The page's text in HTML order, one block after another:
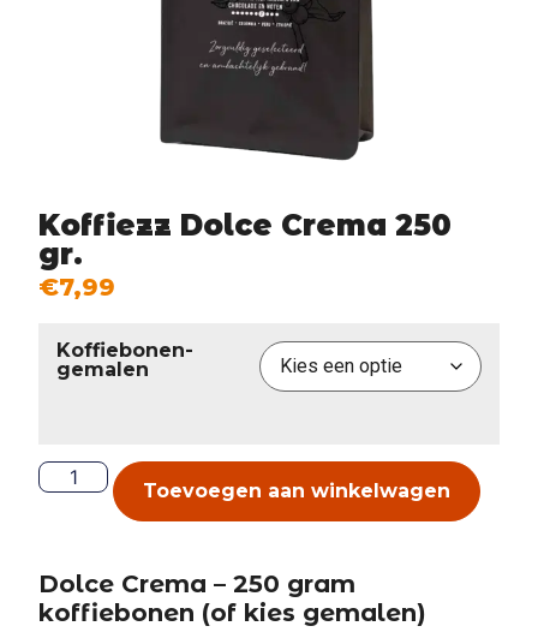
Koffiezz Dolce Crema 250
gr.
€7,99
Koffiebonen-
gemalen
Toevoegen aan winkelwagen
Dolce Crema – 250 gram
koffiebonen (of kies gemalen)